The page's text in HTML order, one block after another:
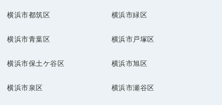
横浜市都筑区 横浜市緑区
横浜市青葉区 横浜市戸塚区
横浜市保土ケ谷区 横浜市旭区
横浜市泉区 横浜市瀬谷区